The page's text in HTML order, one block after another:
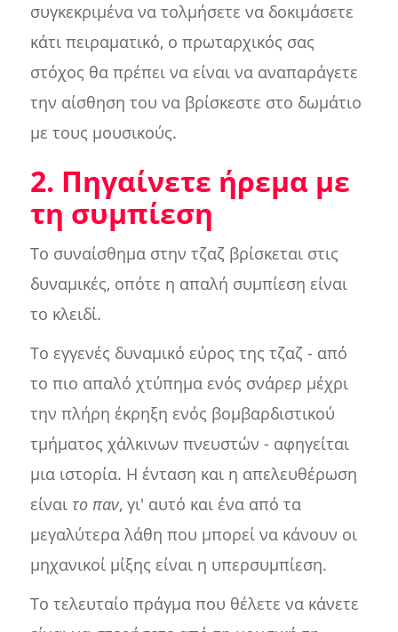
συγκεκριμένα να τολμήσετε να δοκιμάσετε
κάτι πειραματικό, ο πρωταρχικός σας
στόχος θα πρέπει να είναι να αναπαράγετε
την αίσθηση του να βρίσκεστε στο δωμάτιο
με τους μουσικούς.
2. Πηγαίνετε ήρεμα με
τη συμπίεση
Το συναίσθημα στην τζαζ βρίσκεται στις
δυναμικές, οπότε η απαλή συμπίεση είναι
το κλειδί.
Το εγγενές δυναμικό εύρος της τζαζ - από
το πιο απαλό χτύπημα ενός σνάρερ μέχρι
την πλήρη έκρηξη ενός βομβαρδιστικού
τμήματος χάλκινων πνευστών - αφηγείται
μια ιστορία. Η ένταση και η απελευθέρωση
είναι το παν, γι' αυτό και ένα από τα
μεγαλύτερα λάθη που μπορεί να κάνουν οι
μηχανικοί μίξης είναι η υπερσυμπίεση.
Το τελευταίο πράγμα που θέλετε να κάνετε